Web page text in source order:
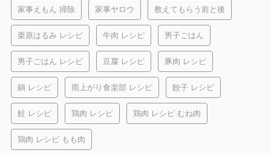
家事えもん 掃除 家事ヤロウ 教えてもらう前と後
栗原はるみ レシピ 牛肉 レシピ 男子ごはん
男子ごはん レシピ 豆腐 レシピ 豚肉 レシピ
鍋 レシピ 雨上がり食楽部 レシピ 餃子 レシピ
鮭 レシピ 鶏肉 レシピ 鶏肉 レシピ むね肉
鶏肉 レシピ もも肉